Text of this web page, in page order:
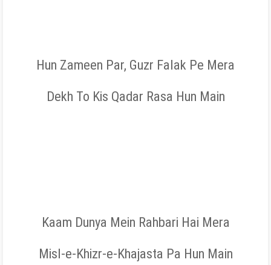
Hun Zameen Par, Guzr Falak Pe Mera
Dekh To Kis Qadar Rasa Hun Main
Kaam Dunya Mein Rahbari Hai Mera
Misl-e-Khizr-e-Khajasta Pa Hun Main